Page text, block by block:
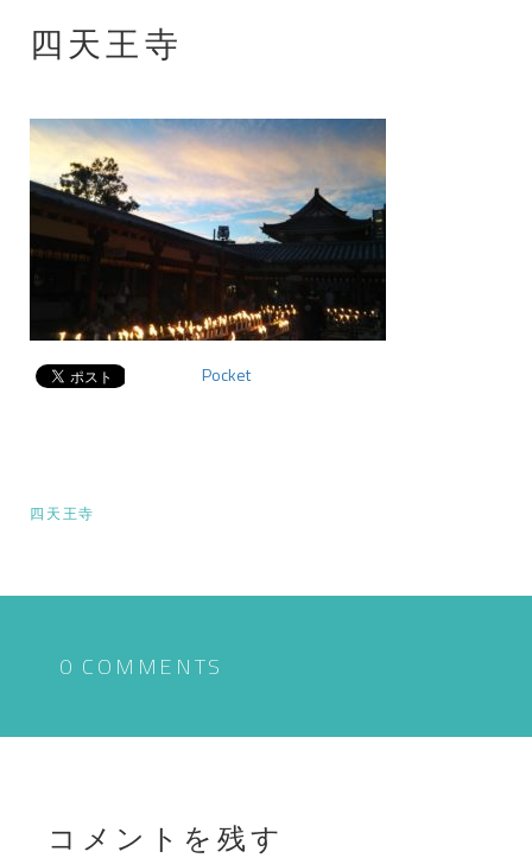
四天王寺
Pocket
投
ナ
シ
四天王寺
0 COMMENTS
コメントを残す